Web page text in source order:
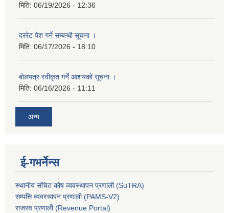
मिति: 06/19/2026 - 12:36
दररेट पेश गर्ने सम्बन्धी सूचना ।
मिति: 06/17/2026 - 18:10
बोलपत्र स्वीकृत गर्ने आशयको सूचना ।
मिति: 06/16/2026 - 11:11
अन्य
ई-गभर्नेन्स
स्थानीय संचित कोष व्यवस्थापन प्रणाली (SuTRA)
सम्पत्ति व्यवस्थापन प्रणाली (PAMS-V2)
राजस्व प्रणाली (Revenue Portal)